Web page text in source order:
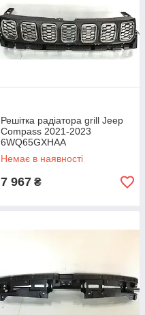
Решітка радіатора grill Jeep
Compass 2021-2023
6WQ65GXHAA
Немає в наявності
7 967 ₴